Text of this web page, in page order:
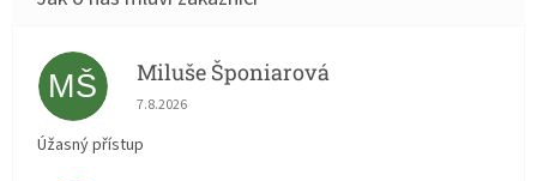
MŠ Miluše Šponiarová
Hodnocení obchodu je 5 z 5 hvězdiček.
7.8.2026
Úžasný přístup